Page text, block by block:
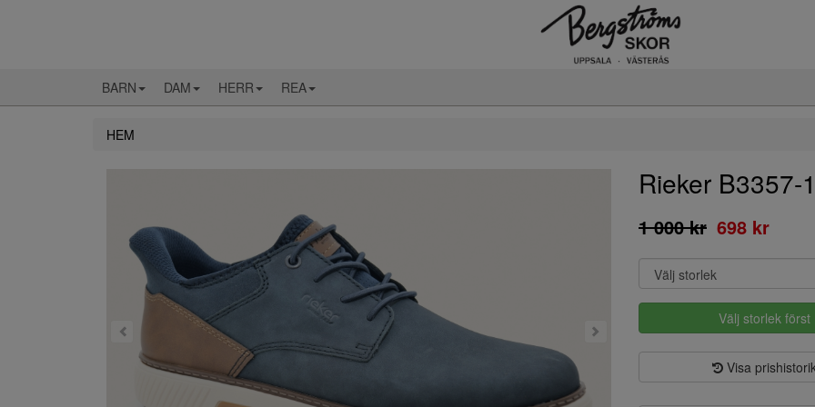
BARN DAM HERR REA
HEM
Rieker B3357-
1 000 kr 698 kr
Välj storlek först
Visa